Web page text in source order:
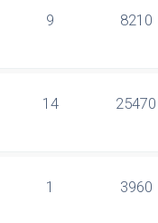
9 8210
14 25470
1 3960